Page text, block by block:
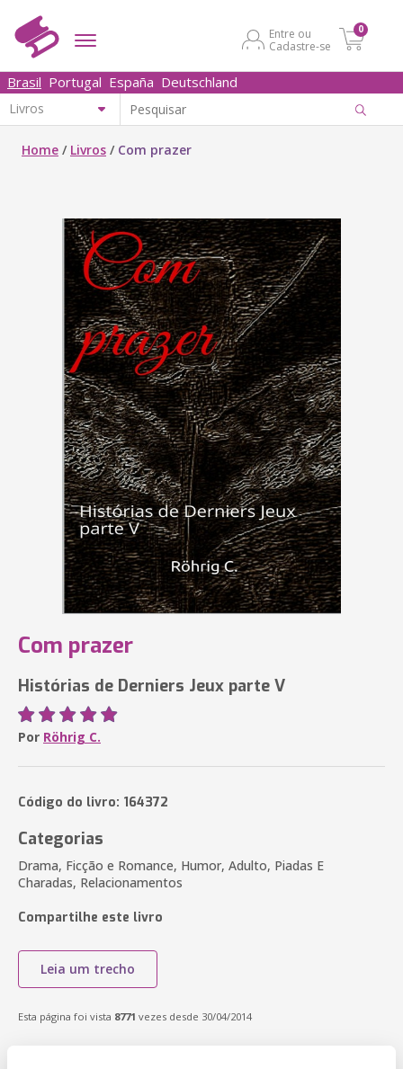
Entre ou
Cadastre-se
0
Brasil Portugal España Deutschland
Home / Livros / Com prazer
Com prazer
Histórias de Derniers Jeux parte V
Por Röhrig C.
Código do livro: 164372
Categorias
Drama, Ficção e Romance, Humor, Adulto, Piadas E
Charadas, Relacionamentos
Compartilhe este livro
Leia um trecho
Esta página foi vista 8771 vezes desde 30/04/2014